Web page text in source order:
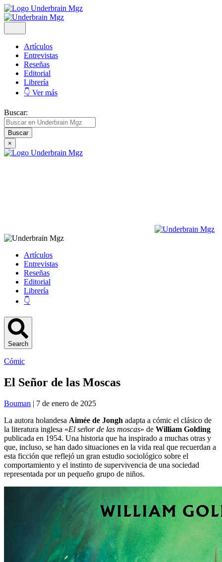
Artículos
Entrevistas
Reseñas
Editorial
Librería
👇 Ver más
Buscar:
×
Artículos
Entrevistas
Reseñas
Editorial
Librería
👇
Search
Cómic
El Señor de las Moscas
Bouman | 7 de enero de 2025
La autora holandesa Aimée de Jongh adapta a cómic el clásico de
la literatura inglesa «El señor de las moscas» de William Golding
publicada en 1954. Una historia que ha inspirado a muchas otras y
que, incluso, se han dado situaciones en la vida real que recuerdan a
esta ficción que reflejó un gran estudio sociológico sobre el
comportamiento y el instinto de supervivencia de una sociedad
representada por un pequeño grupo de niños.